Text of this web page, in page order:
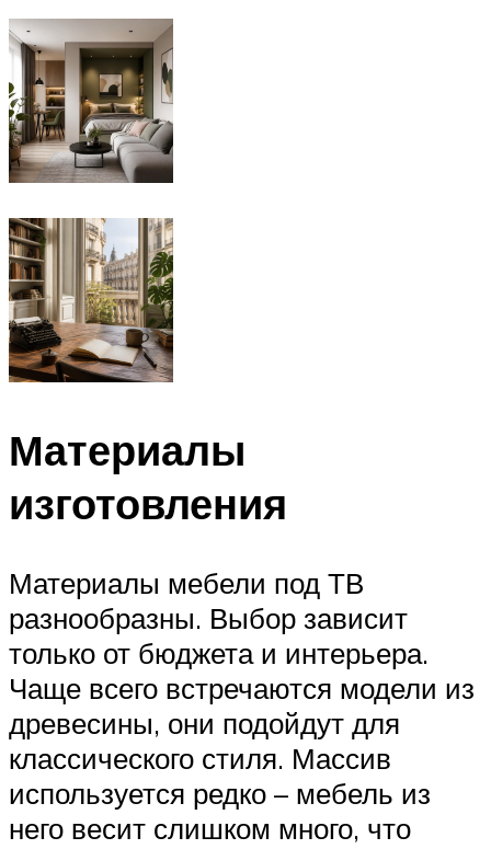
Материалы
изготовления
Материалы мебели под ТВ
разнообразны. Выбор зависит
только от бюджета и интерьера.
Чаще всего встречаются модели из
древесины, они подойдут для
классического стиля. Массив
используется редко – мебель из
него весит слишком много, что